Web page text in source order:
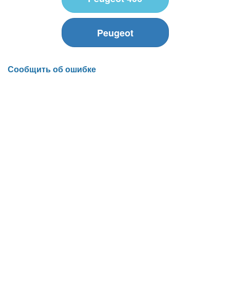
Peugeot
Сообщить об ошибке